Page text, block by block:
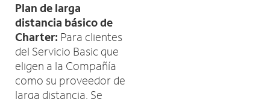
Plan de larga
distancia básico de
Charter: Para clientes
del Servicio Basic que
eligen a la Compañía
como su proveedor de
larga distancia. Se